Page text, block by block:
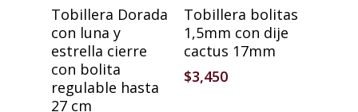
Añadir Al Carrito
Tobillera Dorada
con luna y
estrella cierre
con bolita
regulable hasta
27 cm
Añadir Al Carrito
Tobillera bolitas
1,5mm con dije
cactus 17mm
$3,450